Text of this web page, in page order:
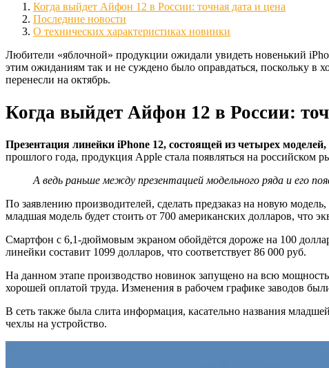
Когда выйдет Айфон 12 в России: точная дата и цена
Последние новости
О технических характеристиках новинки
Любители «яблочной» продукции ожидали увидеть новенький
этим ожиданиям так и не суждено было оправдаться, поскольку
перенесли на октябрь.
Когда выйдет Айфон 12 в России:
Презентация линейки iPhone 12, состоящей из четырех
прошлого года, продукция Apple стала появляться на российском
А ведь раньше между презентацией модельного ряда и его
По заявлению производителей, сделать предзаказ на новую
младшая модель будет стоить от 700 американских долларов, что
Смартфон с 6,1-дюймовым экраном обойдётся дороже на 100
линейки составит 1099 долларов, что соответствует 86 000 руб.
На данном этапе производство новинок запущено на всю
хорошей оплатой труда. Изменения в рабочем графике заводов
В сеть также была слита информация, касательно названия
чехлы на устройство.